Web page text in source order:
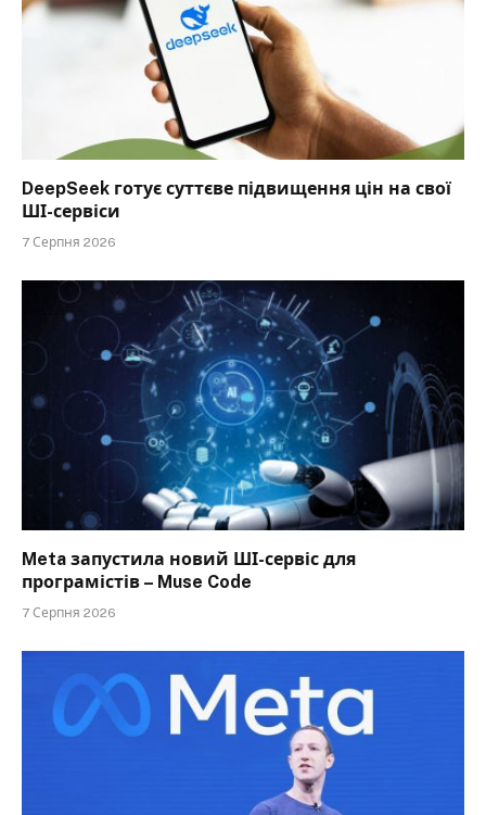
DeepSeek готує суттєве підвищення цін на свої
ШІ-сервіси
7 Серпня 2026
Meta запустила новий ШІ-сервіс для
програмістів – Muse Code
7 Серпня 2026